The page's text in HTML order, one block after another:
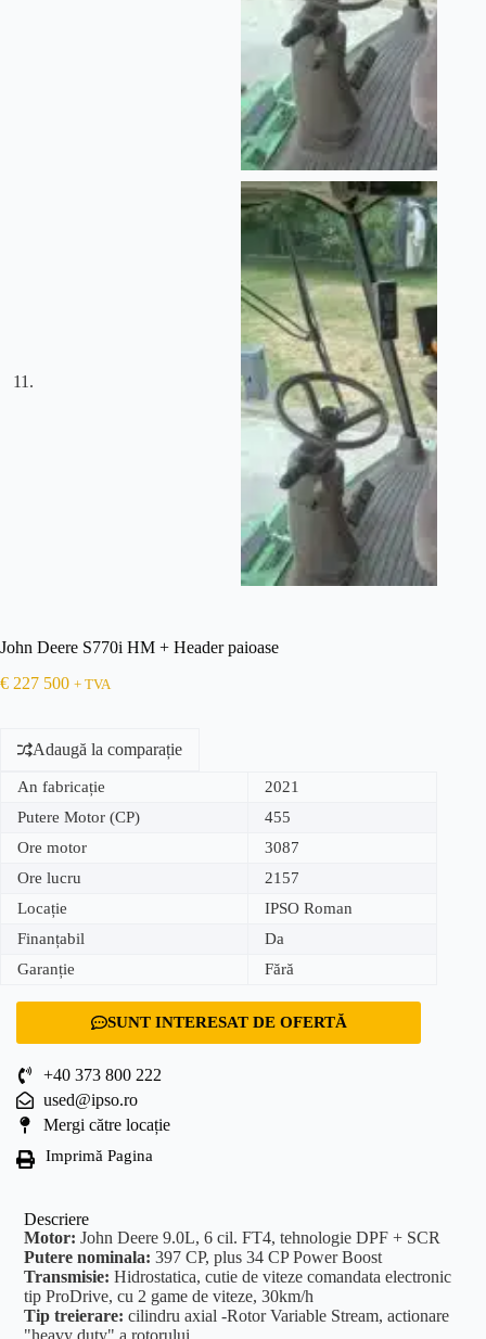
John Deere S770i HM + Header paioase
€ 227 500 + TVA
Adaugă la comparație
An fabricație
2021
Putere Motor (CP)
455
Ore motor
3087
Ore lucru
2157
Locație
IPSO Roman
Finanțabil
Da
Garanție
Fără
SUNT INTERESAT DE OFERTĂ
+40 373 800 222
used@ipso.ro
Mergi către locație
Imprimă Pagina
Descriere
Motor: John Deere 9.0L, 6 cil. FT4, tehnologie DPF + SCR
Putere nominala: 397 CP, plus 34 CP Power Boost
Transmisie: Hidrostatica, cutie de viteze comandata electronic
tip ProDrive, cu 2 game de viteze, 30km/h
Tip treierare: cilindru axial -Rotor Variable Stream, actionare
"heavy duty" a rotorului